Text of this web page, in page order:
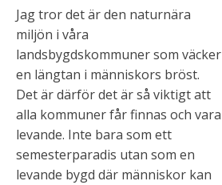
Jag tror det är den naturnära
miljön i våra
landsbygdskommuner som väcker
en längtan i människors bröst.
Det är därför det är så viktigt att
alla kommuner får finnas och vara
levande. Inte bara som ett
semesterparadis utan som en
levande bygd där människor kan